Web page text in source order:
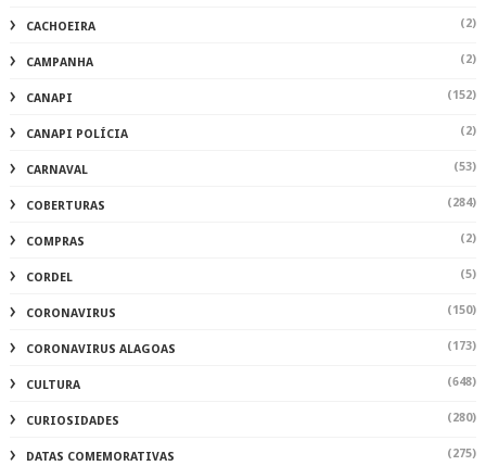
CACHOEIRA (2)
CAMPANHA (2)
CANAPI (152)
CANAPI POLÍCIA (2)
CARNAVAL (53)
COBERTURAS (284)
COMPRAS (2)
CORDEL (5)
CORONAVIRUS (150)
CORONAVIRUS ALAGOAS (173)
CULTURA (648)
CURIOSIDADES (280)
DATAS COMEMORATIVAS (275)